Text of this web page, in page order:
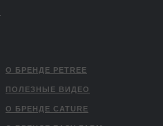
О БРЕНДЕ PETREE
ПОЛЕЗНЫЕ ВИДЕО
О БРЕНДЕ CATURE